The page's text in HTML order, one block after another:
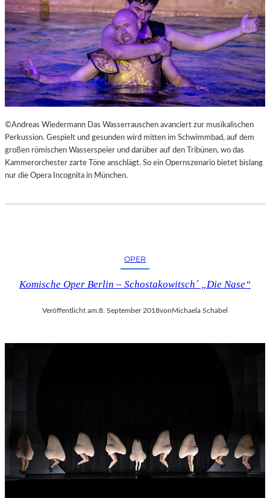
S
T
M
E
S
S
E
©Andreas Wiedermann Das Wasserrauschen avanciert zur musikalischen
Perkussion. Gespielt und gesunden wird mitten im Schwimmbad, auf dem
großen römischen Wasserspeier und darüber auf den Tribünen, wo das
Kammerorchester zarte Töne anschlägt. So ein Opernszenario bietet bislang
nur die Opera Incognita in München.
OPER
Komische Oper Berlin – Schostakowitsch´ „Die Nase“
Veröffentlicht am:8. September 2018vonMichaela Schabel